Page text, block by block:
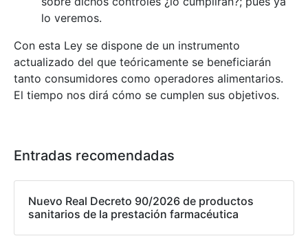
lo veremos.
Con esta Ley se dispone de un instrumento
actualizado del que teóricamente se beneficiarán
tanto consumidores como operadores alimentarios.
El tiempo nos dirá cómo se cumplen sus objetivos.
Entradas recomendadas
Nuevo Real Decreto 90/2026 de productos
sanitarios de la prestación farmacéutica